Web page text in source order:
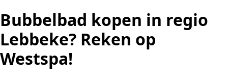
Bubbelbad kopen in regio
Lebbeke? Reken op
Westspa!